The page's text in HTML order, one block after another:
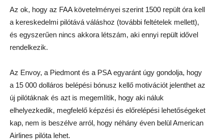
Az ok, hogy az FAA követelményei szerint 1500 repült óra kell
a kereskedelmi pilótává váláshoz (további feltételek mellett),
és egyszerűen nincs akkora létszám, aki ennyi repült idővel
rendelkezik.
Az Envoy, a Piedmont és a PSA egyaránt úgy gondolja, hogy
a 15 000 dolláros belépési bónusz kellő motivációt jelenthet az
új pilótáknak és azt is megemlítik, hogy aki náluk
elhelyezkedik, megfelelő képzési és előrelépési lehetőségeket
kap, nem is beszélve arról, hogy néhány éven belül American
Airlines pilóta lehet.